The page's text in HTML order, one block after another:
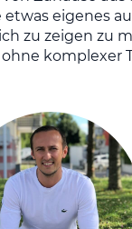
etwas eigenes
zu zeigen zu
ohne komplexer